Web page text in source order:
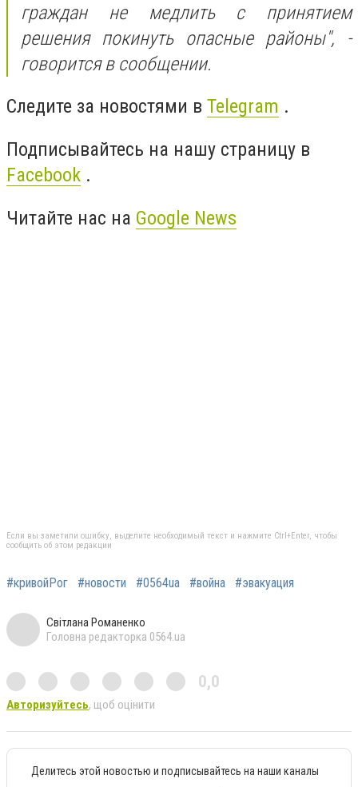
граждан не медлить с принятием
решения покинуть опасные районы", -
говорится в сообщении.
Следите за новостями в Telegram .
Подписывайтесь на нашу страницу в
Facebook .
Читайте нас на Google News
Если вы заметили ошибку, выделите необходимый текст и нажмите Ctrl+Enter, чтобы
сообщить об этом редакции
#кривойРог #новости #0564ua #война #эвакуация
Світлана Романенко
Головна редакторка 0564.ua
0,0
Авторизуйтесь, щоб оцінити
Делитесь этой новостью и подписывайтесь на наши каналы